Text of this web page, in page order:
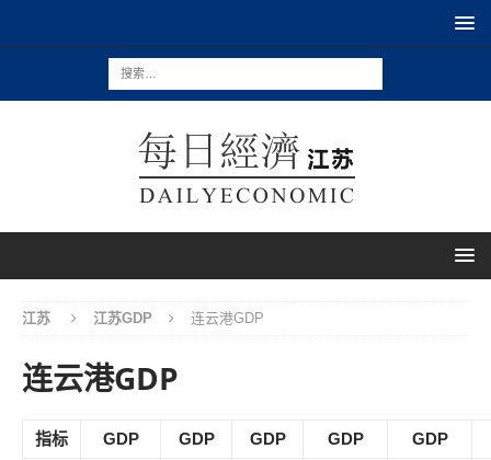
江苏 江苏GDP 连云港GDP
连云港GDP
指标 GDP GDP GDP GDP GDP